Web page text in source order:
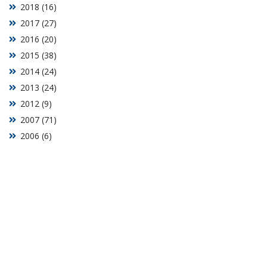
2006 (6)
2007 (71)
2012 (9)
2013 (24)
2014 (24)
2015 (38)
2016 (20)
2017 (27)
2018 (16)